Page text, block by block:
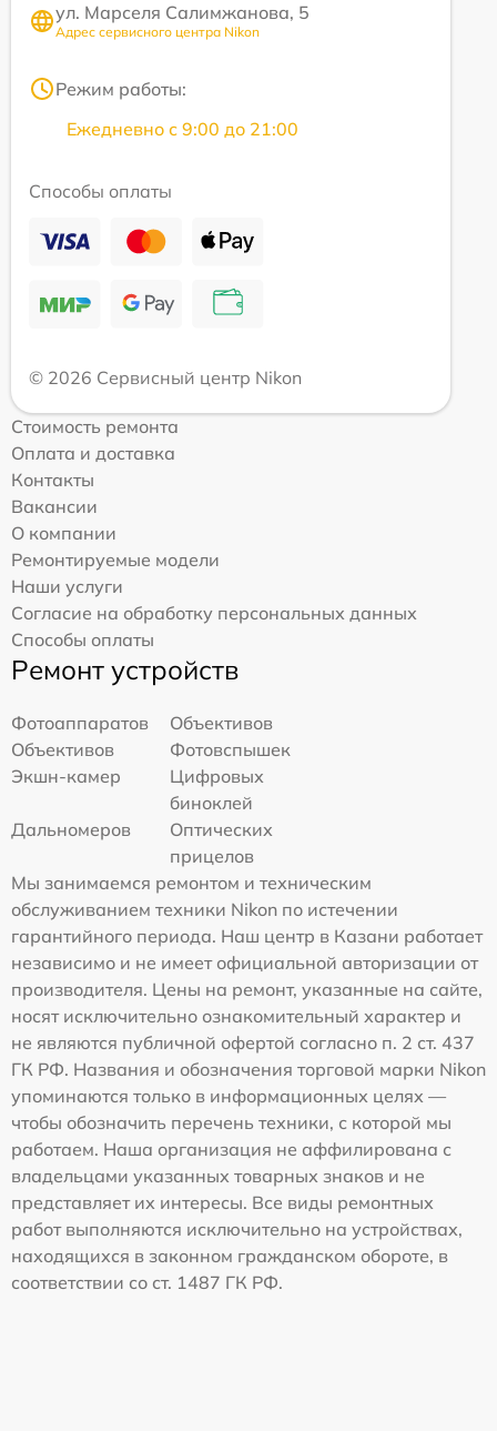
ул. Марселя Салимжанова, 5
Адрес сервисного центра Nikon
Режим работы:
Ежедневно с 9:00 до 21:00
Способы оплаты
© 2026 Сервисный центр Nikon
Стоимость ремонта
Оплата и доставка
Контакты
Вакансии
О компании
Ремонтируемые модели
Наши услуги
Согласие на обработку персональных данных
Способы оплаты
Ремонт устройств
Фотоаппаратов
Объективов
Объективов
Фотовспышек
Экшн-камер
Цифровых
биноклей
Дальномеров
Оптических
прицелов
Мы занимаемся ремонтом и техническим
обслуживанием техники Nikon по истечении
гарантийного периода. Наш центр в Казани работает
независимо и не имеет официальной авторизации от
производителя. Цены на ремонт, указанные на сайте,
носят исключительно ознакомительный характер и
не являются публичной офертой согласно п. 2 ст. 437
ГК РФ. Названия и обозначения торговой марки Nikon
упоминаются только в информационных целях —
чтобы обозначить перечень техники, с которой мы
работаем. Наша организация не аффилирована с
владельцами указанных товарных знаков и не
представляет их интересы. Все виды ремонтных
работ выполняются исключительно на устройствах,
находящихся в законном гражданском обороте, в
соответствии со ст. 1487 ГК РФ.